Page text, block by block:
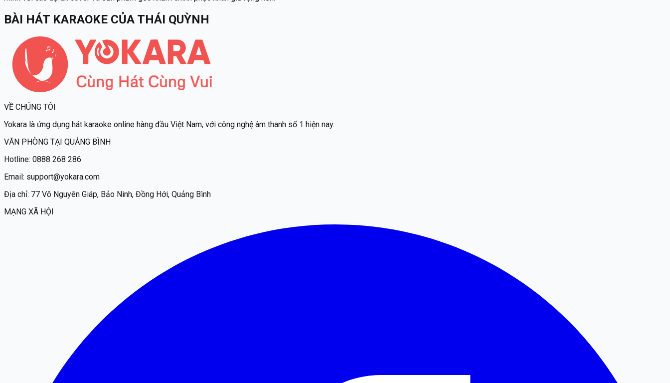
BÀI HÁT KARAOKE CỦA THÁI QUỲNH
VỀ CHÚNG TÔI
Yokara là ứng dụng hát karaoke online hàng đầu Việt Nam, với công nghệ âm thanh số 1 hiện nay.
VĂN PHÒNG TẠI QUẢNG BÌNH
Hotline: 0888 268 286
Email: support@yokara.com
Địa chỉ: 77 Võ Nguyên Giáp, Bảo Ninh, Đồng Hới, Quảng Bình
MẠNG XÃ HỘI